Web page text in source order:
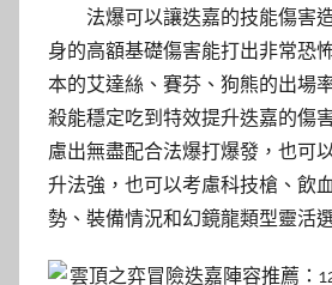
法爆可以讓迭嘉的技能傷害
身的高額基礎傷害能打出非常恐
本的艾達絲、賽芬、狗熊的出場
殺能穩定吃到特效提升迭嘉的傷
慮出無盡配合法爆打爆發，也可
升法強，也可以考慮科技槍、飲
勢、裝備情況和幻鏡龍類型靈活